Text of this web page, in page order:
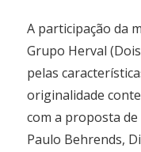
A participação da
Grupo Herval
pelas
originalidade
com a proposta
Paulo Behrends,